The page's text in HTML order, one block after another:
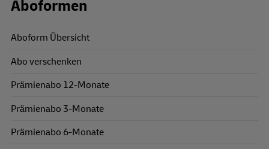
Aboformen
Aboform Übersicht
Abo verschenken
Prämienabo 12-Monate
Prämienabo 3-Monate
Prämienabo 6-Monate